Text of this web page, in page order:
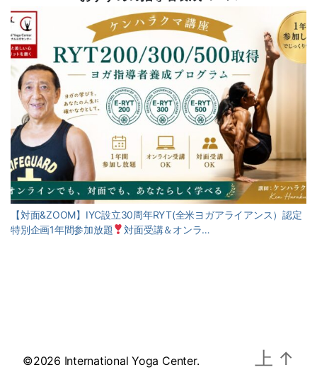
【対面&ZOOM】IYC設立30周年RYT(全米ヨガアライアンス）認定
特別企画1年間参加放題
対面受講＆オンラ…
©2026 International Yoga Center. 上 ↑